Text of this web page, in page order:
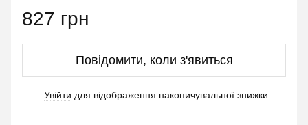
827 грн
Повідомити, коли з'явиться
Увійти для відображення накопичувальної знижки